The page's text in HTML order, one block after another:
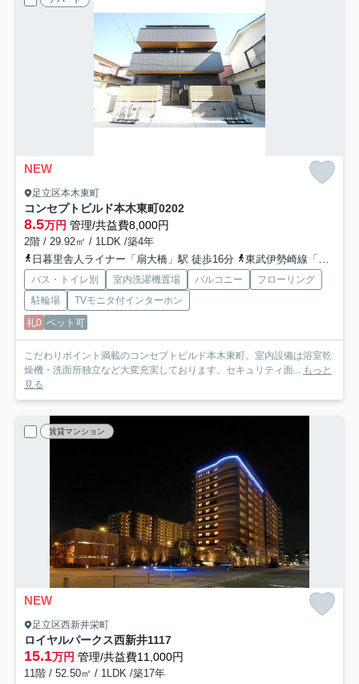
NEW
足立区本木東町
コンセプトビルド本木東町0202
8.5万円 管理/共益費8,000円
2階 / 29.92㎡ / 1LDK /築4年
日暮里舎人ライナー「扇大橋」駅 徒歩16分
東武伊勢崎線「西新井」駅 徒歩24分
バス・トイレ別 室内洗濯機置場 バルコニー
フローリング
駐輪場
TVモニタ付インターホン
礼0 ペット可
こだわりポイント満載のコンセプトビルド本木東町。室内設備は浴室乾
燥機・洗面所独立など大変充実しております。セキュリティ面... もっと
見る
賃貸マンション
NEW
足立区西新井栄町
ロイヤルパークス西新井1117
15.1万円 管理/共益費11,000円
11階 / 52.50㎡ / 1LDK /築17年